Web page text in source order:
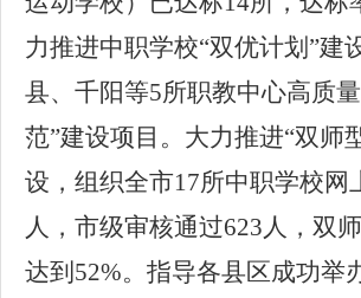
力推进中职学校“双优计划”建
县、千阳等5所职教中心高质
范”建设项目。大力推进“双师
设，组织全市17所中职学校网
人，市级审核通过623人，双
达到52%。指导各县区成功举